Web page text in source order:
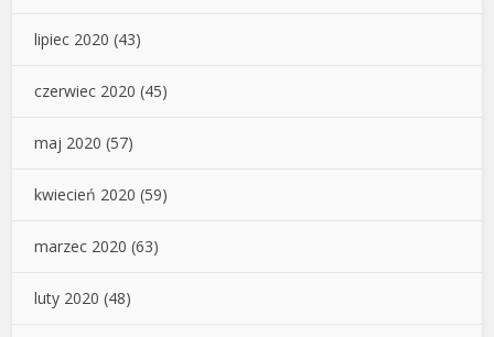
lipiec 2020 (43)
czerwiec 2020 (45)
maj 2020 (57)
kwiecień 2020 (59)
marzec 2020 (63)
luty 2020 (48)